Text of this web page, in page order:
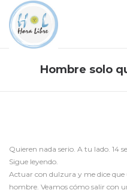
Hombre solo
Quieren nada serio. A tu lado. 14
Sigue leyendo.
Actuar con dulzura y me dice
hombre. Veamos cómo salir con